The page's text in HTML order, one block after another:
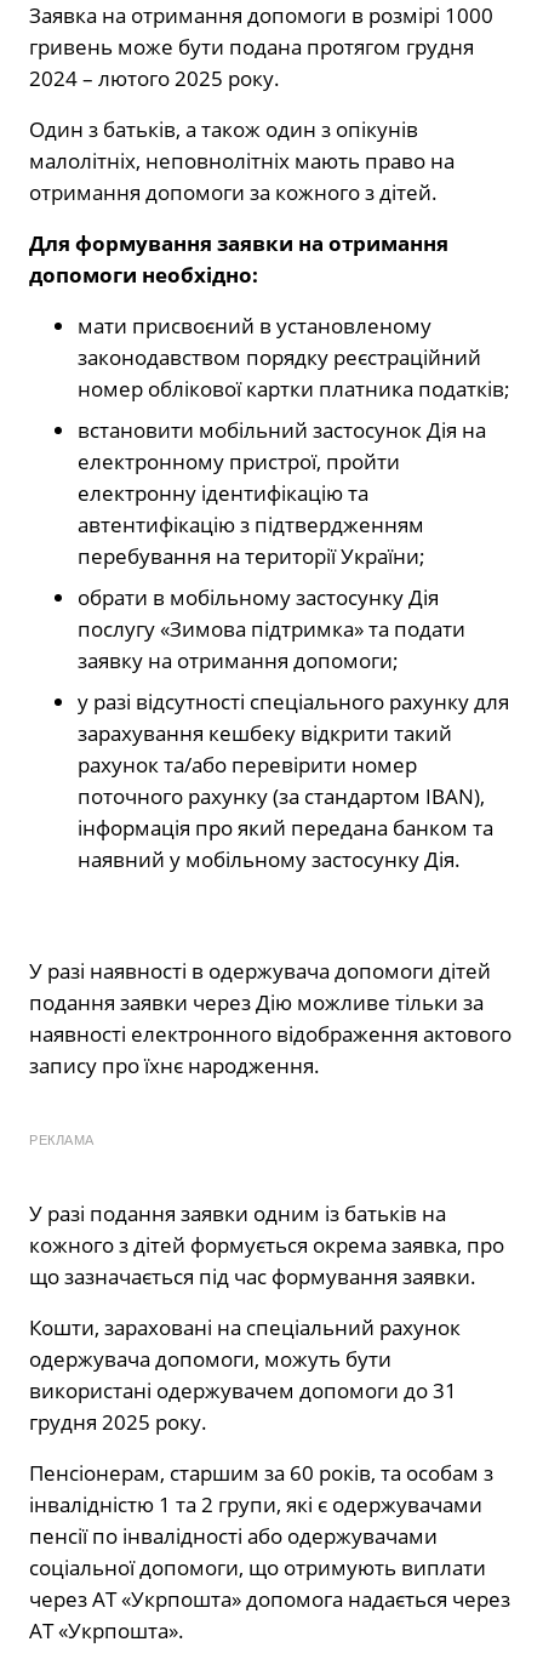
Заявка на отримання допомоги в розмірі 1000
гривень може бути подана протягом грудня
2024 – лютого 2025 року.
Один з батьків, а також один з опікунів
малолітніх, неповнолітніх мають право на
отримання допомоги за кожного з дітей.
Для формування заявки на отримання
допомоги необхідно:
мати присвоєний в установленому
законодавством порядку реєстраційний
номер облікової картки платника податків;
встановити мобільний застосунок Дія на
електронному пристрої, пройти
електронну ідентифікацію та
автентифікацію з підтвердженням
перебування на території України;
обрати в мобільному застосунку Дія
послугу «Зимова підтримка» та подати
заявку на отримання допомоги;
у разі відсутності спеціального рахунку для
зарахування кешбеку відкрити такий
рахунок та/або перевірити номер
поточного рахунку (за стандартом IBAN),
інформація про який передана банком та
наявний у мобільному застосунку Дія.
У разі наявності в одержувача допомоги дітей
подання заявки через Дію можливе тільки за
наявності електронного відображення актового
запису про їхнє народження.
РЕКЛАМА
У разі подання заявки одним із батьків на
кожного з дітей формується окрема заявка, про
що зазначається під час формування заявки.
Кошти, зараховані на спеціальний рахунок
одержувача допомоги, можуть бути
використані одержувачем допомоги до 31
грудня 2025 року.
Пенсіонерам, старшим за 60 років, та особам з
інвалідністю 1 та 2 групи, які є одержувачами
пенсії по інвалідності або одержувачами
соціальної допомоги, що отримують виплати
через АТ «Укрпошта» допомога надається через
АТ «Укрпошта».